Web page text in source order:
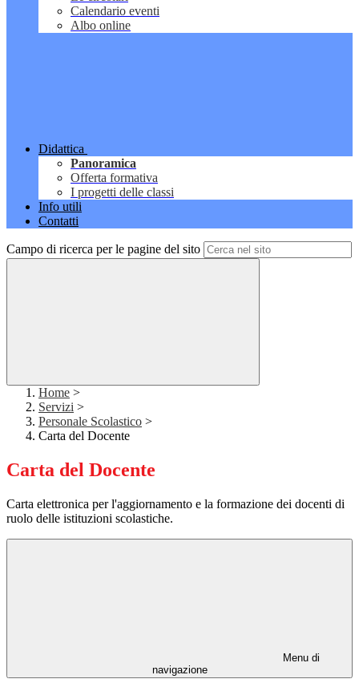
Calendario eventi
Albo online
Didattica
Panoramica
Offerta formativa
I progetti delle classi
Info utili
Contatti
Campo di ricerca per le pagine del sito
Home >
Servizi >
Personale Scolastico >
Carta del Docente
Carta del Docente
Carta elettronica per l'aggiornamento e la formazione dei docenti di
ruolo delle istituzioni scolastiche.
Menu di
navigazione